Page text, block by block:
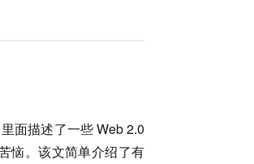
面描述了一些 Web 2.0
恼。该文简单介绍了有